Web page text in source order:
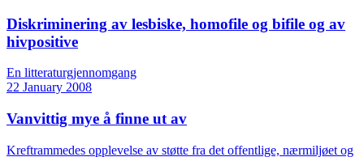
Diskriminering av lesbiske, homofile og bifile og av
hivpositive
En litteraturgjennomgang
22 January 2008
Vanvittig mye å finne ut av
Kreftrammedes opplevelse av støtte fra det offentlige, nærmiljøet og